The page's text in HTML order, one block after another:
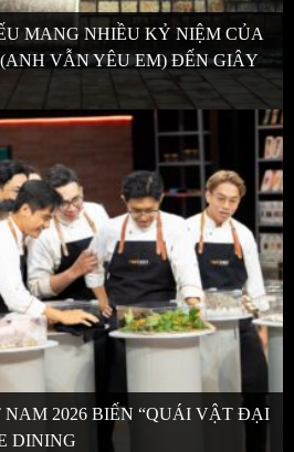
MANG NHIỀU KỶ NIỆM CỦA
VẪN YÊU EM) ĐẾN GIÂY
NAM 2026 BIẾN “QUÁI VẬT ĐẠI
DINING